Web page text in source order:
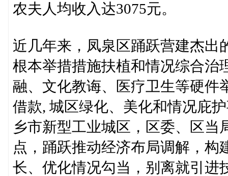
农夫人均收入达3075元。
近几年来，凤泉区踊跃营建杰出
根本举措措施扶植和情况综合治
融、文化教诲、医疗卫生等硬件
借款, 城区绿化、美化和情况庇
乡市新型工业城区，区委、区
点，踊跃推动经济布局调解，
长、优化情况勾当，别离就引进